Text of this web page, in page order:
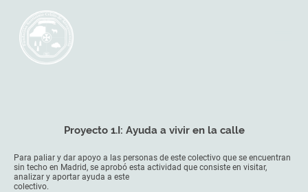
Proyecto 1.I: Ayuda a vivir en la calle
Para paliar y dar apoyo a las personas de este colectivo que se encuentran
sin techo en Madrid, se aprobó esta actividad que consiste en visitar,
analizar y aportar ayuda a este
colectivo.